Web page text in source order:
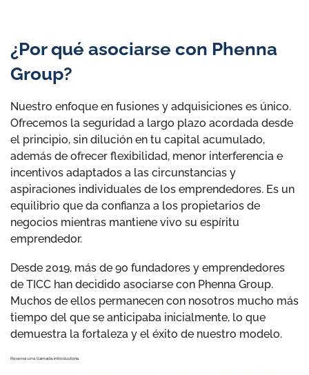
¿Por qué asociarse con Phenna
Group?
Nuestro enfoque en fusiones y adquisiciones es único.
Ofrecemos la seguridad a largo plazo acordada desde
el principio, sin dilución en tu capital acumulado,
además de ofrecer flexibilidad, menor interferencia e
incentivos adaptados a las circunstancias y
aspiraciones individuales de los emprendedores. Es un
equilibrio que da confianza a los propietarios de
negocios mientras mantiene vivo su espíritu
emprendedor.
Desde 2019, más de 90 fundadores y emprendedores
de TICC han decidido asociarse con Phenna Group.
Muchos de ellos permanecen con nosotros mucho más
tiempo del que se anticipaba inicialmente, lo que
demuestra la fortaleza y el éxito de nuestro modelo.
Reserva una llamada introductoria